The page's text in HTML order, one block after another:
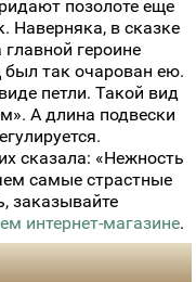
позолоте еще
Наверняка, в сказке
героине
был так очарован ею.
петли. Такой вид
А длина подвески
сказала: «Нежность
самые страстные
заказывайте
интернет-магазине.